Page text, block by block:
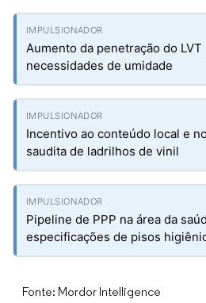
Aumento da penetração do
necessidades de umidade
Incentivo ao conteúdo local e
saudita de ladrilhos de vinil
Pipeline de PPP na área da
especificações de pisos
Fonte: Mordor Intelligence